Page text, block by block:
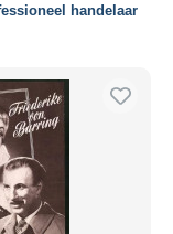
handelaar